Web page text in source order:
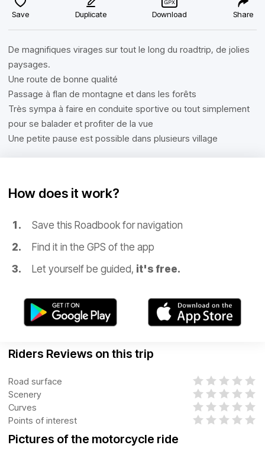
Save Duplicate Download Share
De magnifiques virages sur tout le long du roadtrip, de jolies
paysages.
Une route de bonne qualité
Passage à flan de montagne et dans les forêts
Très sympa à faire en conduite sportive ou tout simplement
pour se balader et profiter de la vue
Une petite pause est possible dans plusieurs village
How does it work?
Save this Roadbook for navigation
Find it in the GPS of the app
Let yourself be guided, it's free.
Riders Reviews on this trip
Road surface
Scenery
Curves
Points of interest
Pictures of the motorcycle ride